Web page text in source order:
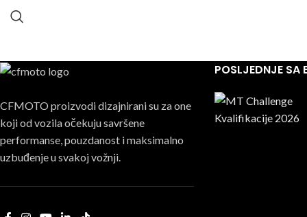
CFMOTO proizvodi dizajnirani su za one
koji od vozila očekuju savršene
performanse, pouzdanost i maksimalno
uzbuđenje u svakoj vožnji.
POSLJEDNJE SA